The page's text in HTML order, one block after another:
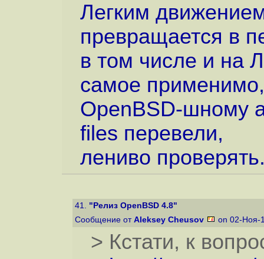
Легким
превращается в
в том числе и на
самое
OpenBSD-шному
files перевели,
лениво
41. "Релиз OpenBSD 4.8"
Сообщение от Aleksey Cheusov on 02-Ноя-
> Кстати, к